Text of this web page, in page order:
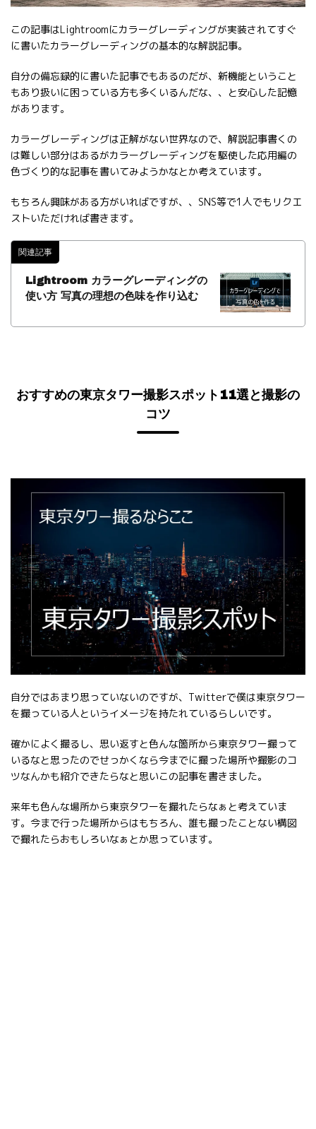
この記事はLightroomにカラーグレーディングが実装されてすぐ
に書いたカラーグレーディングの基本的な解説記事。
自分の備忘録的に書いた記事でもあるのだが、新機能ということ
もあり扱いに困っている方も多くいるんだな、、と安心した記憶
があります。
カラーグレーディングは正解がない世界なので、解説記事書くの
は難しい部分はあるがカラーグレーディングを駆使した応用編の
色づくり的な記事を書いてみようかなとか考えています。
もちろん興味がある方がいればですが、、SNS等で1人でもリクエ
ストいただければ書きます。
関連記事
Lightroom カラーグレーディングの
使い方 写真の理想の色味を作り込む
おすすめの東京タワー撮影スポット11選と撮影の
コツ
自分ではあまり思っていないのですが、Twitterで僕は東京タワー
を撮っている人というイメージを持たれているらしいです。
確かによく撮るし、思い返すと色んな箇所から東京タワー撮って
いるなと思ったのでせっかくなら今までに撮った場所や撮影のコ
ツなんかも紹介できたらなと思いこの記事を書きました。
来年も色んな場所から東京タワーを撮れたらなぁと考えていま
す。今まで行った場所からはもちろん、誰も撮ったことない構図
で撮れたらおもしろいなぁとか思っています。